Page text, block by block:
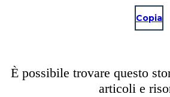
Copia
È possibile trovare questo
articoli e